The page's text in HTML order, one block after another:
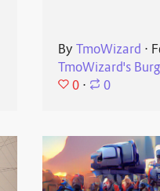
ByTmoWizard ⋅
TmoWizard's
0 ⋅ 0